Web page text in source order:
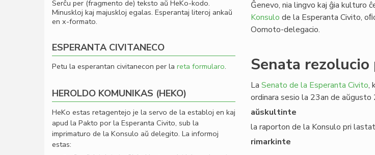
Ĝenevo, nia lingvo kaj ĝia kulturo
Konsulo de la Esperanta Civito,
Oomoto-delegacio.
Senata
La Senato de la Esperanta Civito,
ordinara sesio la 23an de aŭgusto
aŭskultinte
la raporton de la Konsulo pri
rimarkinte
Serĉu per (fragmento de) teksto aŭ HeKo-kodo.
Minuskloj kaj majuskloj egalas. Esperantaj literoj ankaŭ
en x-formato.
ESPERANTA CIVITANECO
Petu la esperantan civitanecon per la reta formularo.
HEROLDO KOMUNIKAS (HEKO)
HeKo estas retagentejo je la servo de la establoj en kaj
apud la Pakto por la Esperanta Civito, sub la
imprimaturo de la Konsulo aŭ delegito. La informoj
estas: